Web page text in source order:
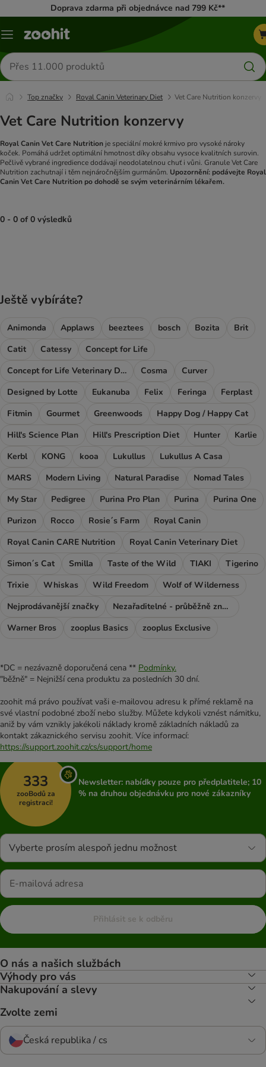
Doprava zdarma při objednávce nad 799 Kč**
Menu
Hledat
produkty
Top značky Royal Canin Veterinary Diet Vet Care Nutrition konzervy
Vet Care Nutrition konzervy
Royal Canin Vet Care Nutrition je speciální mokré krmivo pro vysoké nároky
koček. Pomáhá udržet optimální hmotnost díky obsahu vysoce kvalitních surovin.
Pečlivě vybrané ingredience dodávají neodolatelnou chuť i vůni. Granule Vet Care
Nutrition zachutnají i těm nejnáročnějším gurmánům. Upozornění: podávejte Royal
Canin Vet Care Nutrition po dohodě se svým veterinárním lékařem.
0 - 0 of 0 výsledků
Ještě vybíráte?
Animonda Applaws beeztees bosch Bozita
Brit
Catit
Catessy
Concept for Life
Concept for Life Veterinary Diet
Cosma
Curver
Designed by Lotte
Eukanuba Felix Feringa
Ferplast
Fitmin
Gourmet Greenwoods
Happy Dog / Happy Cat
Hill's Science Plan
Hill's Prescription Diet Hunter
Karlie
Kerbl
KONG kooa Lukullus
Lukullus A Casa
MARS
Modern Living Natural Paradise
Nomad Tales
My Star
Pedigree Purina Pro Plan Purina
Purina One
Purizon
Rocco Rosie´s Farm
Royal Canin
Royal Canin CARE Nutrition
Royal Canin Veterinary Diet
Simon´s Cat
Smilla Taste of the Wild TIAKI
Tigerino
Trixie
Whiskas Wild Freedom
Wolf of Wilderness
Nejprodávanější značky
Nezařaditelné - průběžně značky
Warner Bros
zooplus Basics zooplus Exclusive
*DC = nezávazně doporučená cena ** Podmínky.
"běžně" = Nejnižší cena produktu za posledních 30 dní.
zoohit má právo používat vaši e-mailovou adresu k přímé reklamě na
své vlastní podobné zboží nebo služby. Můžete kdykoli vznést námitku,
aniž by vám vznikly jakékoli náklady kromě základních nákladů za
kontakt zákaznického servisu zoohit. Více informací:
https://support.zoohit.cz/cs/support/home
333
zooBodů za
registraci!
Newsletter: nabídky pouze pro předplatitele; 10
% na druhou objednávku pro nové zákazníky
Vyberte prosím alespoň jednu možnost
Přihlásit se k odběru
O nás a našich službách
Výhody pro vás
Nakupování a slevy
Zvolte zemi
Česká republika / cs